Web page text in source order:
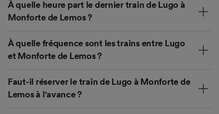
À quelle heure part le dernier train de Lugo à
Monforte de Lemos ?
À quelle fréquence sont les trains entre Lugo
et Monforte de Lemos ?
Faut-il réserver le train de Lugo à Monforte de
Lemos à l'avance ?